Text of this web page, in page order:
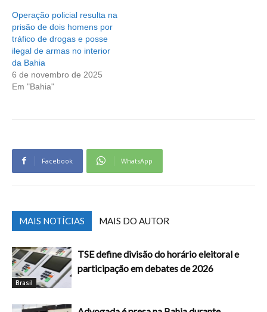
Operação policial resulta na
prisão de dois homens por
tráfico de drogas e posse
ilegal de armas no interior
da Bahia
6 de novembro de 2025
Em "Bahia"
Facebook WhatsApp
MAIS NOTÍCIAS MAIS DO AUTOR
Brasil
TSE define divisão do horário eleitoral e
participação em debates de 2026